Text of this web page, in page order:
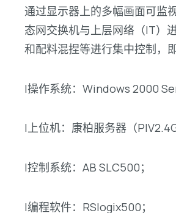
通过显示器上的多幅画面可监
态网交换机与上层网络（IT）
和配料混捏等进行集中控制，
l操作系统：Windows 2000
l上位机：康柏服务器（
l控制系统：AB SLC500；
l编程软件：RSlogix500；